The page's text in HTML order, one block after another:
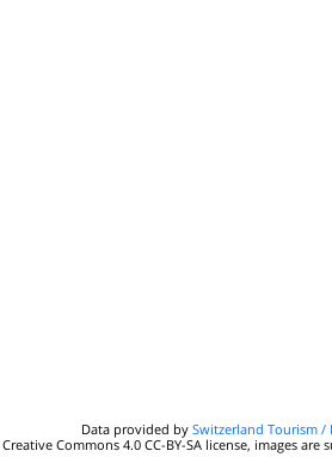
Data provided by Switzerland Tourism /
Commons 4.0 CC-BY-SA license, images are